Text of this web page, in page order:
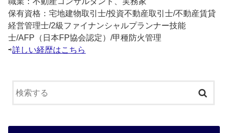
保有資格：宅地建物取引士/投資不動産取引士/不動産賃貸
経営管理士/2級ファイナンシャルプランナー技能
士/AFP（日本FP協会認定）/甲種防火管理
⇨詳しい経歴はこちら